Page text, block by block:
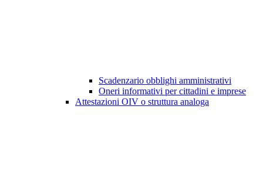
Scadenzario obblighi amministrativi
Oneri informativi per cittadini e imprese
Attestazioni OIV o struttura analoga